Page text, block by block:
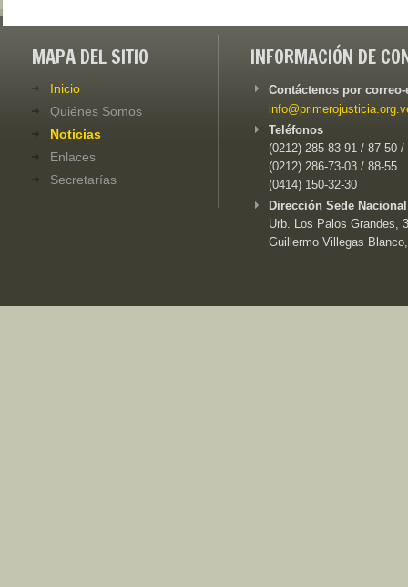
MAPA DEL SITIO
Inicio
Quiénes Somos
Noticias
Enlaces
Secretarías
INFORMACIÓN DE
Contáctenos por
Teléfonos
(0212) 285-83-91 / 87-50 /
(0212) 286-73-03 / 88-55
(0414) 150-32-30
Dirección Sede
Urb. Los Palos Grandes,
Guillermo Villegas